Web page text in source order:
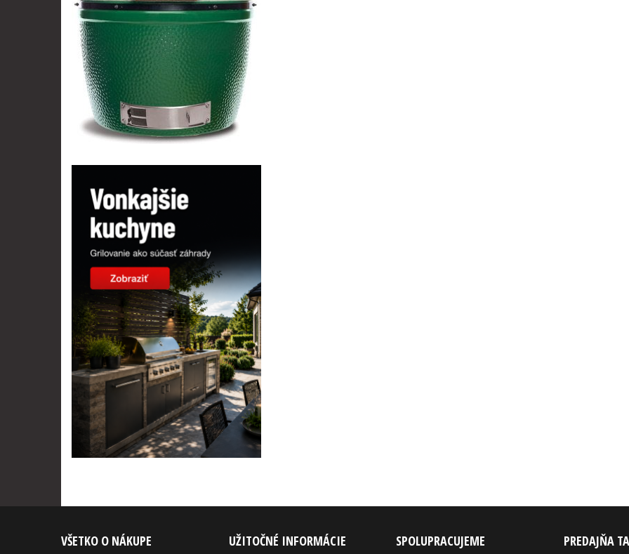
VŠETKO O NÁKUPE UŽITOČNÉ INFORMÁCIE SPOLUPRACUJEME PREDAJŇA